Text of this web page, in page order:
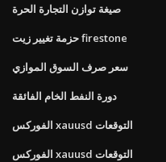
صيغة توازن التجارة الحرة
حزمة تغيير زيت firestone
سعر صرف السوق الموازي
دورة النفط الخام الفائقة
الفوركس xauusd التوقعات
الفوركس xauusd التوقعات